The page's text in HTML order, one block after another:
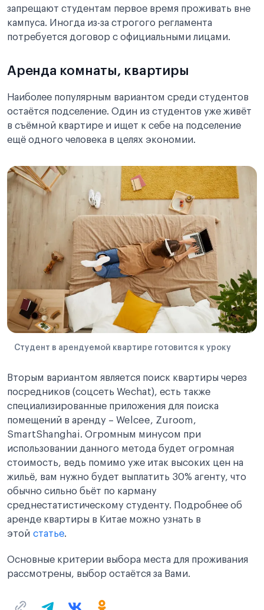
запрещают студентам первое время проживать вне
кампуса. Иногда из-за строгого регламента
потребуется договор с официальными лицами.
Аренда комнаты, квартиры
Наиболее популярным вариантом среди студентов
остаётся подселение. Один из студентов уже живёт
в съёмной квартире и ищет к себе на подселение
ещё одного человека в целях экономии.
Студент в арендуемой квартире готовится к уроку
Вторым вариантом является поиск квартиры через
посредников (соцсеть Wechat), есть также
специализированные приложения для поиска
помещений в аренду – Welcee, Zuroom,
SmartShanghai. Огромным минусом при
использовании данного метода будет огромная
стоимость, ведь помимо уже итак высоких цен на
жильё, вам нужно будет выплатить 30% агенту, что
обычно сильно бьёт по карману
среднестатистическому студенту. Подробнее об
аренде квартиры в Китае можно узнать в
этой статье.
Основные критерии выбора места для проживания
рассмотрены, выбор остаётся за Вами.